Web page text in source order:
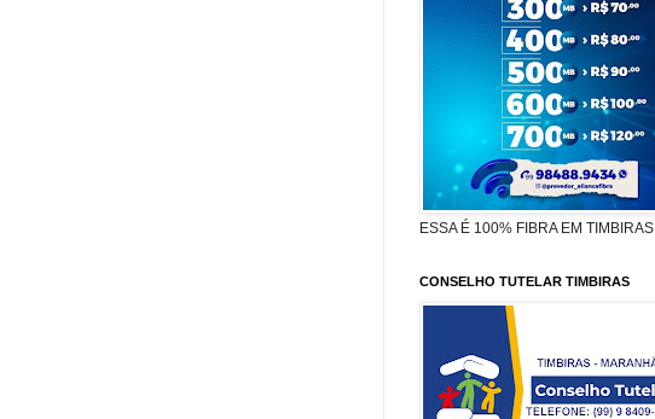
ESSA É 100% FIBRA EM TIMBIRAS
CONSELHO TUTELAR TIMBIRAS